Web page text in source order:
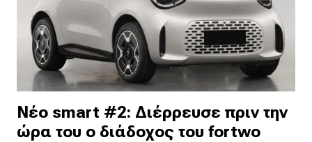
Νέο smart #2: Διέρρευσε πριν την
ώρα του ο διάδοχος του fortwo